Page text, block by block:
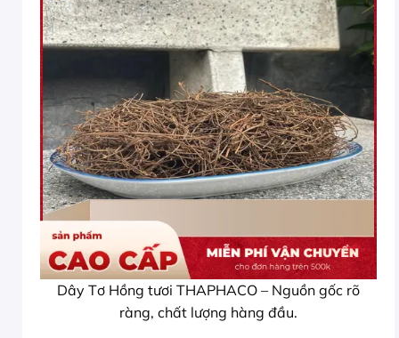
Dây Tơ Hồng tươi THAPHACO – Nguồn gốc rõ
ràng, chất lượng hàng đầu.